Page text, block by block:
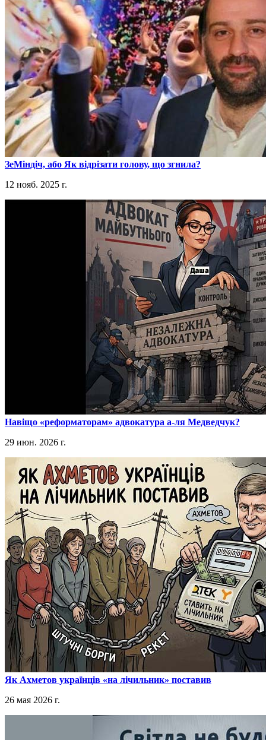
​ЗеМіндіч, або Як відрізати голову, що згнила?
12 нояб. 2025 г.
​Навіщо «реформаторам» адвокатура а-ля Медведчук?
29 июн. 2026 г.
​Як Ахметов українців «на лічильник» поставив
26 мая 2026 г.